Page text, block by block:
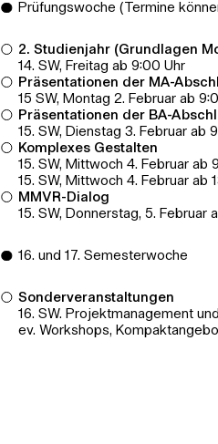
Prüfungswoche (Termine
2. Studienjahr (Grundlagen
14. SW, Freitag ab 9:00 Uhr
Präsentationen der MA-
15 SW, Montag 2. Februar ab
Präsentationen der BA-
15. SW, Dienstag 3. Februar ab
Komplexes Gestalten
15. SW, Mittwoch 4. Februar ab
15. SW, Mittwoch 4. Februar ab
MMVR-Dialog
15. SW, Donnerstag, 5. Februar
16. und 17. Semesterwoche
Sonderveranstaltungen
16. SW. Projektmanagement
ev. Workshops,